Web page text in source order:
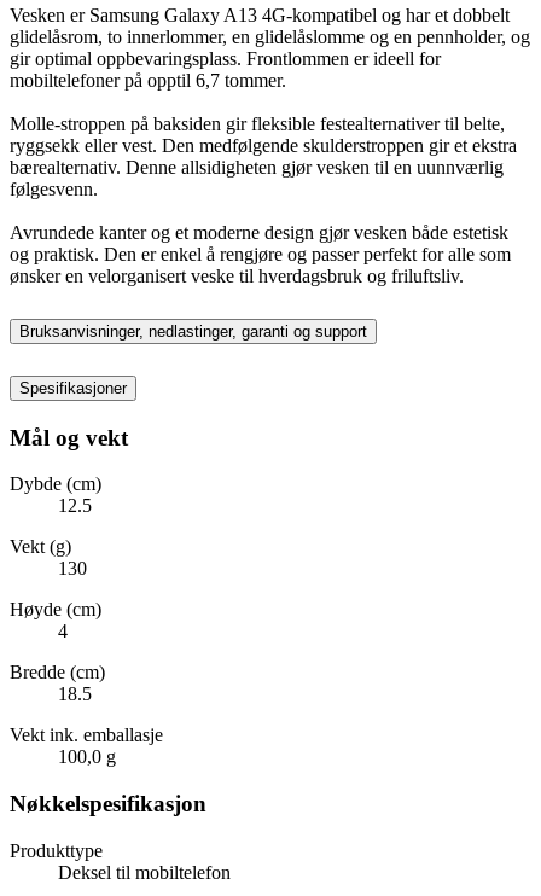
Vesken er Samsung Galaxy A13 4G-kompatibel og har et dobbelt
glidelåsrom, to innerlommer, en glidelåslomme og en pennholder, og
gir optimal oppbevaringsplass. Frontlommen er ideell for
mobiltelefoner på opptil 6,7 tommer.
Molle-stroppen på baksiden gir fleksible festealternativer til belte,
ryggsekk eller vest. Den medfølgende skulderstroppen gir et ekstra
bærealternativ. Denne allsidigheten gjør vesken til en uunnværlig
følgesvenn.
Avrundede kanter og et moderne design gjør vesken både estetisk
og praktisk. Den er enkel å rengjøre og passer perfekt for alle som
ønsker en velorganisert veske til hverdagsbruk og friluftsliv.
Bruksanvisninger, nedlastinger, garanti og support
Spesifikasjoner
Mål og vekt
Dybde (cm)
12.5
Vekt (g)
130
Høyde (cm)
4
Bredde (cm)
18.5
Vekt ink. emballasje
100,0 g
Nøkkelspesifikasjon
Produkttype
Deksel til mobiltelefon